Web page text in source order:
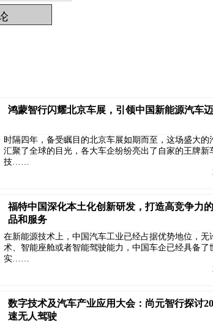
鸿蒙智行闪耀北京车展，引领中国新能源汽车
时隔四年，备受瞩目的北京车展如期而至，这场盛大的
汇聚了全球的目光，各大车企纷纷亮出了自家的王牌新
技……
福特中国深化本土化创新研发，打造高竞争力
品和服务
在新能源技术上，中国汽车工业已经占据优势地位，无
术、智能座舱或者智能驾驶能力，中国车企已经具备了
实……
数字技术及汽车产业应用大会：尚元智行探讨
速无人驾驶